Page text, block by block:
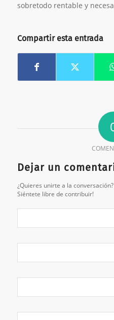
sobretodo rentable y
Compartir esta entrada
Dejar un
¿Quieres unirte a la conversación?
Siéntete libre de contribuir!